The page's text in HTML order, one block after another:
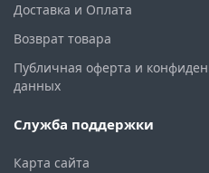
Доставка и Оплата
Возврат товара
Публичная оферта и
данных
Служба поддержки
Карта сайта